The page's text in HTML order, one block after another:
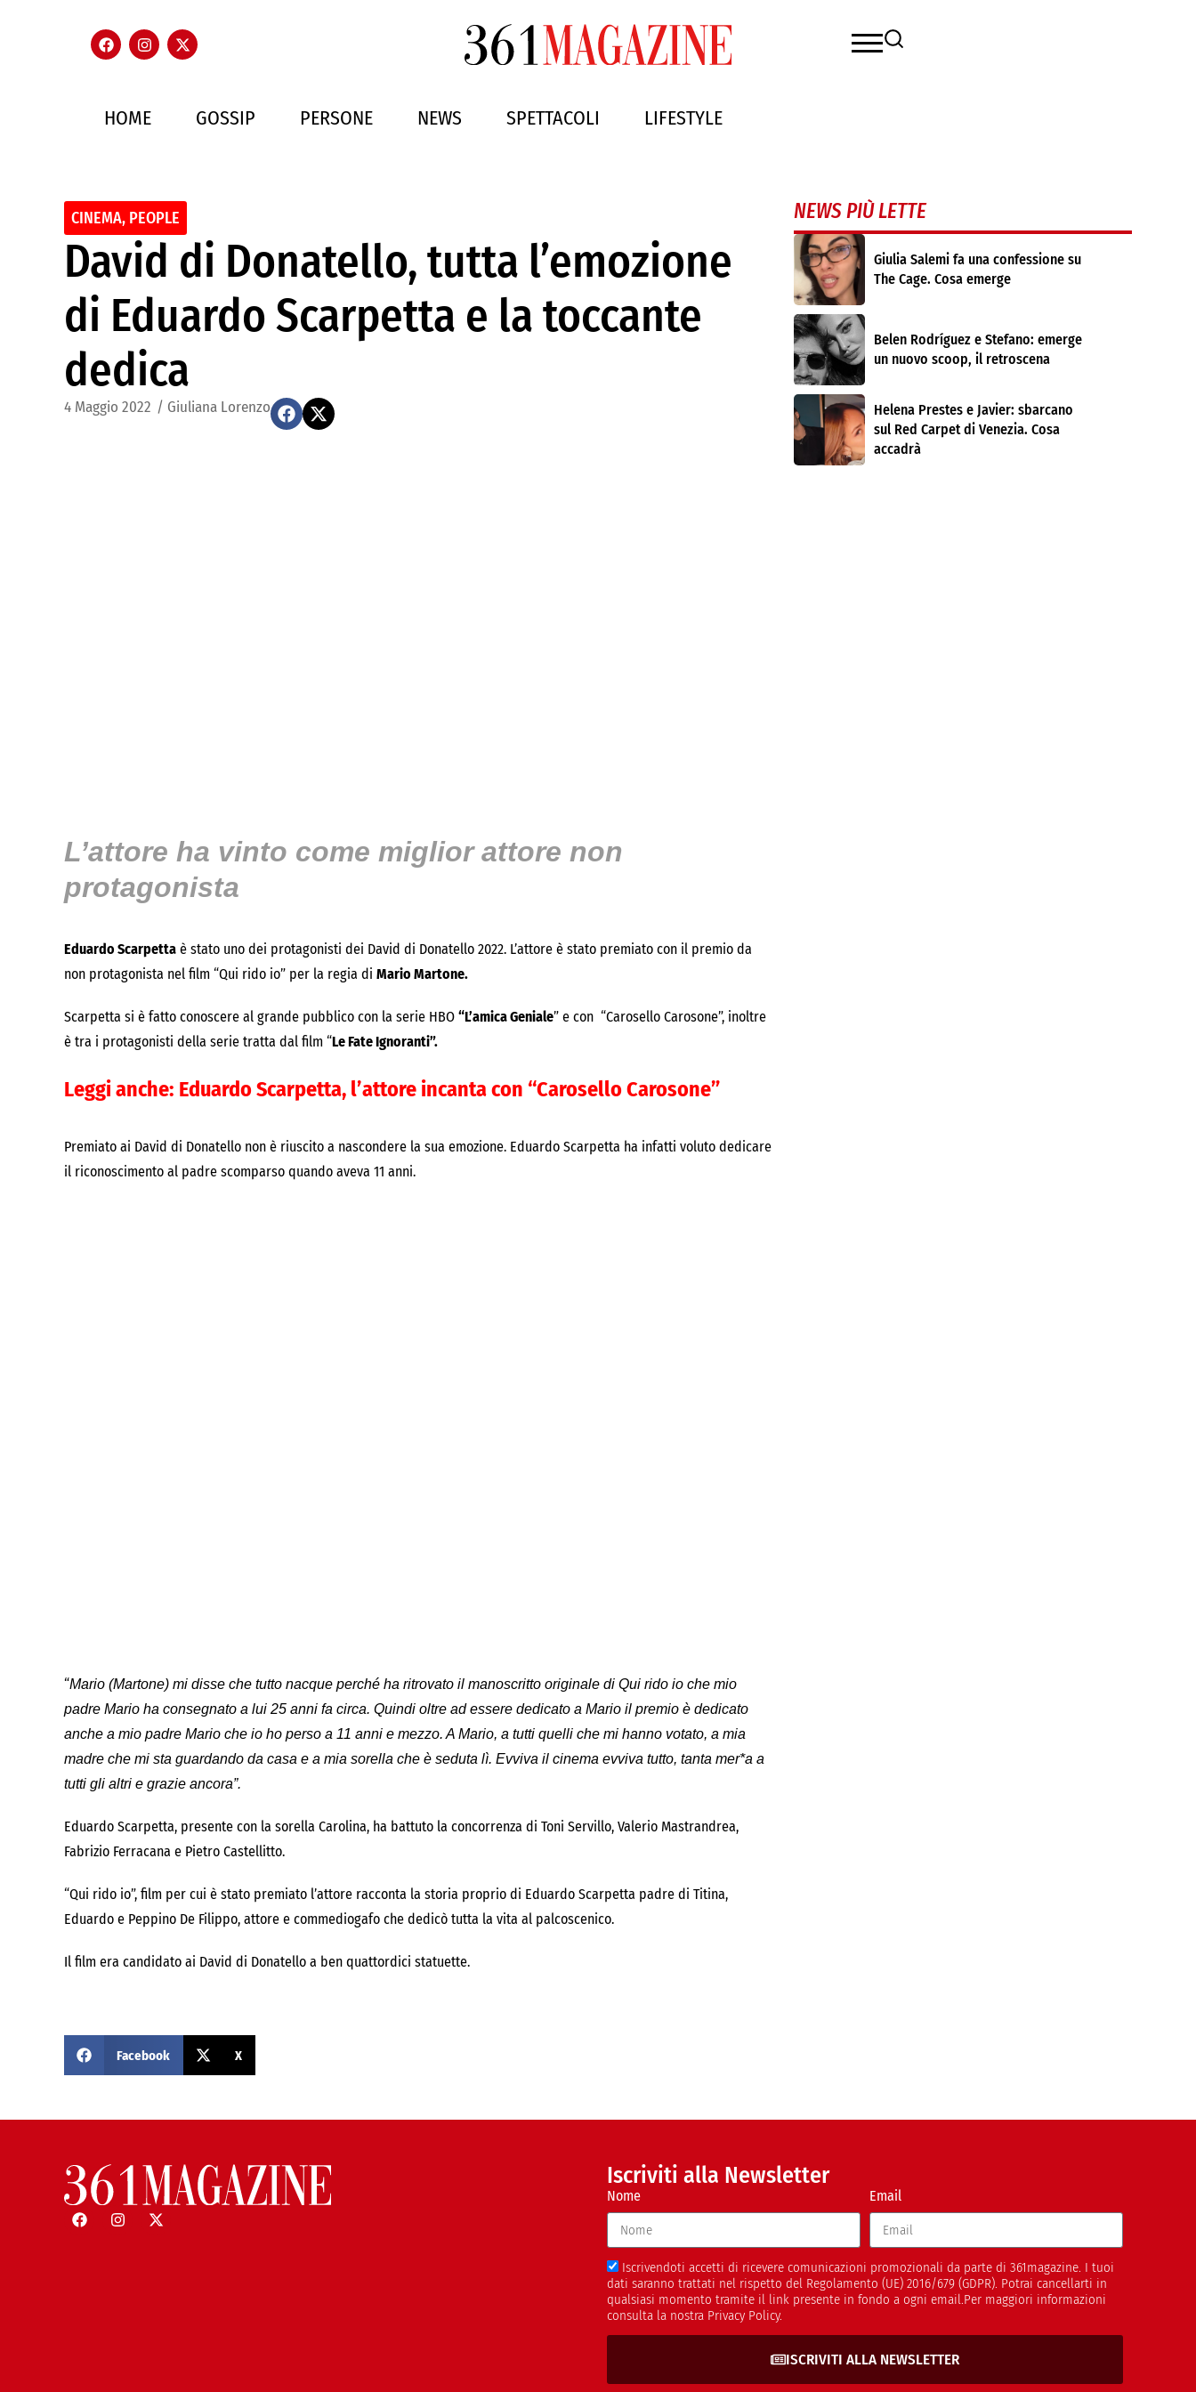
HOME GOSSIP PERSONE NEWS SPETTACOLI LIFESTYLE
CINEMA, PEOPLE
David di Donatello, tutta l’emozione
di Eduardo Scarpetta e la toccante
dedica
4 Maggio 2022 / Giuliana Lorenzo
L’attore ha vinto come miglior attore non
protagonista
Eduardo Scarpetta è stato uno dei protagonisti dei David di Donatello 2022. L’attore è stato premiato con il premio da
non protagonista nel film “Qui rido io” per la regia di Mario Martone.
Scarpetta si è fatto conoscere al grande pubblico con la serie HBO “L’amica Geniale” e con “Carosello Carosone”, inoltre
è tra i protagonisti della serie tratta dal film “Le Fate Ignoranti”.
Leggi anche: Eduardo Scarpetta, l’attore incanta con “Carosello Carosone”
Premiato ai David di Donatello non è riuscito a nascondere la sua emozione. Eduardo Scarpetta ha infatti voluto dedicare
il riconoscimento al padre scomparso quando aveva 11 anni.
“Mario (Martone) mi disse che tutto nacque perché ha ritrovato il manoscritto originale di Qui rido io che mio
padre Mario ha consegnato a lui 25 anni fa circa. Quindi oltre ad essere dedicato a Mario il premio è dedicato
anche a mio padre Mario che io ho perso a 11 anni e mezzo. A Mario, a tutti quelli che mi hanno votato, a mia
madre che mi sta guardando da casa e a mia sorella che è seduta lì. Evviva il cinema evviva tutto, tanta mer*a a
tutti gli altri e grazie ancora”.
Eduardo Scarpetta, presente con la sorella Carolina, ha battuto la concorrenza di Toni Servillo, Valerio Mastrandrea,
Fabrizio Ferracana e Pietro Castellitto.
“Qui rido io”, film per cui è stato premiato l’attore racconta la storia proprio di Eduardo Scarpetta padre di Titina,
Eduardo e Peppino De Filippo, attore e commediogafo che dedicò tutta la vita al palcoscenico.
Il film era candidato ai David di Donatello a ben quattordici statuette.
Facebook X
NEWS PIÙ LETTE
Giulia Salemi fa una confessione su
The Cage. Cosa emerge
Belen Rodríguez e Stefano: emerge
un nuovo scoop, il retroscena
Helena Prestes e Javier: sbarcano
sul Red Carpet di Venezia. Cosa
accadrà
Iscriviti alla Newsletter
Nome Email
Iscrivendoti accetti di ricevere comunicazioni promozionali da parte di 361magazine. I tuoi
dati saranno trattati nel rispetto del Regolamento (UE) 2016/679 (GDPR). Potrai cancellarti in
qualsiasi momento tramite il link presente in fondo a ogni email.Per maggiori informazioni
consulta la nostra Privacy Policy.
ISCRIVITI ALLA NEWSLETTER